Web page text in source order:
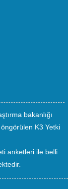
bakanlığı
öngörülen K3 Yetki
anketleri ile belli